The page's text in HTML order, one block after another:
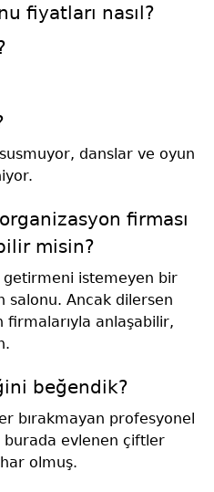
fiyatları nasıl?
danslar ve oyun
firması
misin?
getirmeni istemeyen bir
salonu. Ancak dilersen
firmalarıyla anlaşabilir,
beğendik?
bırakmayan profesyonel
evlenen çiftler
olmuş.